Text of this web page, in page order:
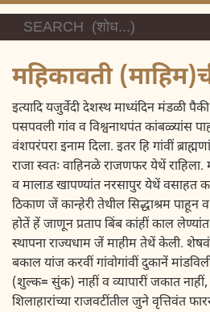
महिकावती
इत्यादि यजुर्वेदी देशस्थ माध्यंदिन मंडळी
पसपवली गांव व विश्वनाथपंत कांबळ्यांस
वंशपरंपरा इनाम दिला. इतर हि गांवीं
राजा स्वतः वाहिनळे राजणफर येथें
व मालाड खापण्यांत नरसापुर येथें वसाहत
ठिकाण जें कान्हेरी तेथील सिद्धाश्रम पाहून
होतें हें जाणून प्रताप बिंब कांहीं काल लेण्यांत
स्थापना राज्यधाम जें माहीम तेथें केली.
बकाल यांज करवीं गांवोगांवीं दुकानें
(शुल्क= सुंक) नाहीं व व्यापारीं जकात
शिलाहारांच्या राजवटींतील जुने वृत्तिवंत